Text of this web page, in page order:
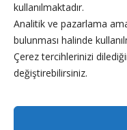
kullanılmaktadır.
Analitik ve pazarlama
bulunması halinde
Çerez tercihlerinizi
değiştirebilirsiniz.
Flash Haber